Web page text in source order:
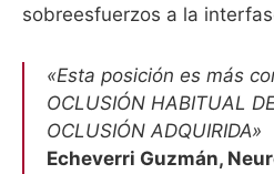
sobreesfuerzos a la
«Esta posición es más
OCLUSIÓN HABITUAL
OCLUSIÓN ADQUIRIDA»
Echeverri Guzmán,